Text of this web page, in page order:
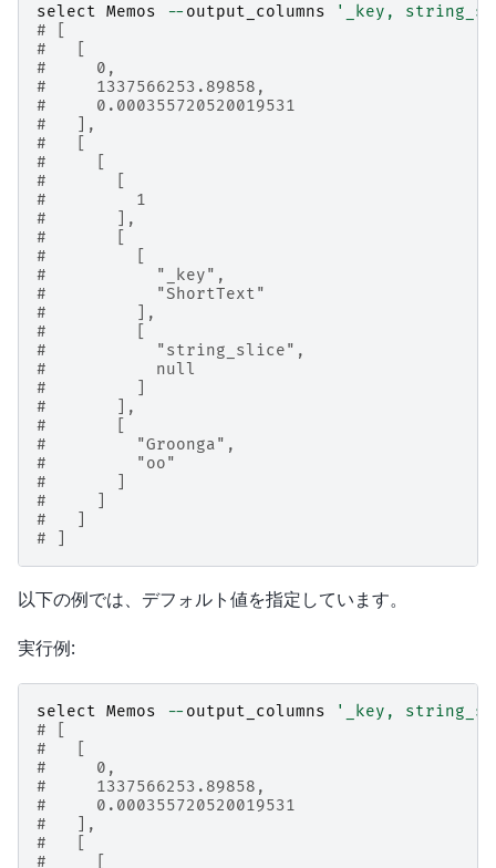
select Memos -- output_columns
'_key,
# [
#   [
#     0,
#     1337566253.89858,
#     0.000355720520019531
#   ],
#   [
#     [
#       [
#         1
#       ],
#       [
#         [
#           "_key",
#           "ShortText"
#         ],
#         [
#           "string_slice",
#           null
#         ]
#       ],
#       [
#         "Groonga",
#         "oo"
#       ]
#     ]
#   ]
# ]
以下の例では、デフォルト値を指定しています。
実行例:
select Memos -- output_columns
'_key,
# [
#   [
#     0,
#     1337566253.89858,
#     0.000355720520019531
#   ],
#   [
#     [